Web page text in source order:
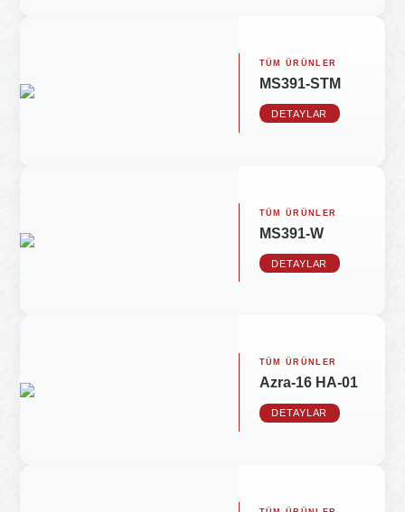
TÜM ÜRÜNLER
MS391-STM
DETAYLAR
TÜM ÜRÜNLER
MS391-W
DETAYLAR
TÜM ÜRÜNLER
Azra-16 HA-01
DETAYLAR